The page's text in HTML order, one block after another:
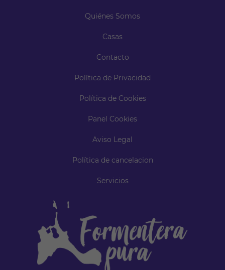
Quiénes Somos
Casas
Contacto
Política de Privacidad
Política de Cookies
Panel Cookies
Aviso Legal
Política de cancelacion
Servicios